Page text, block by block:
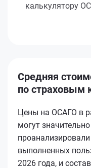
калькулятору
Средняя
по страховым
Цены на ОСАГО в
могут
выполненных
2026 года, и